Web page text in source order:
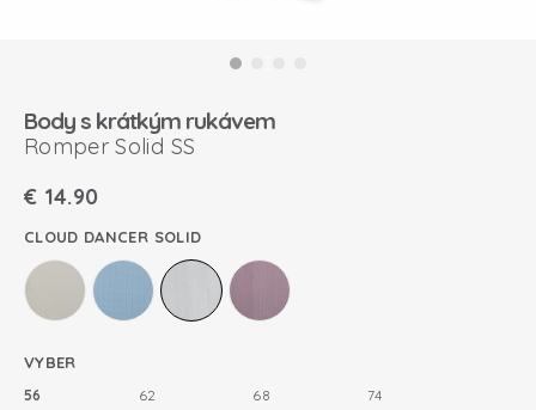
Body s krátkým rukávem
Romper Solid SS
€ 14.90
CLOUD DANCER SOLID
VYBER
56 62 68 74